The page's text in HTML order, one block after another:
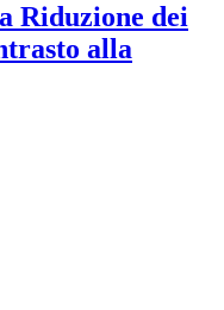
Riduzione dei
alla